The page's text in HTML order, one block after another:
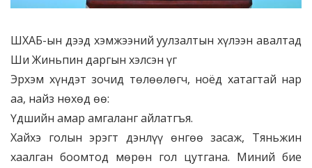
ШХАБ-ын дээд хэмжээний уулзалтын хүлээн авалтад
Ши Жиньпин даргын хэлсэн үг
Эрхэм хүндэт зочид төлөөлөгч, ноёд хатагтай нар
аа, найз нөхөд өө:
Үдшийн амар амгаланг айлатгъя.
Хайхэ голын эрэгт дэнлүү өнгөө засаж, Тяньжин
хаалган боомтод мөрөн гол цутгана. Миний бие